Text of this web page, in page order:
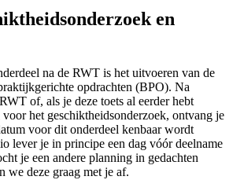
en
na de RWT is het uitvoeren van de
opdrachten (BPO). Na
of, als je deze toets al eerder hebt
het geschiktheidsonderzoek, ontvang je
voor dit onderdeel kenbaar wordt
lever je in principe een dag vóór deelname
je een andere planning in gedachten
we deze graag met je af.